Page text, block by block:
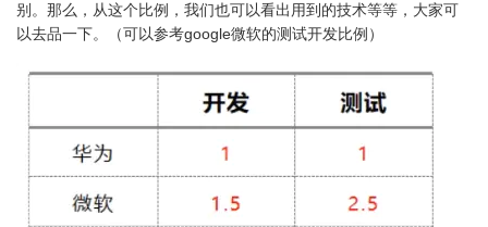
别。那么，从这个比例，我们也可以看出用到的技术等等，大家可
以去品一下。（可以参考google微软的测试开发比例）